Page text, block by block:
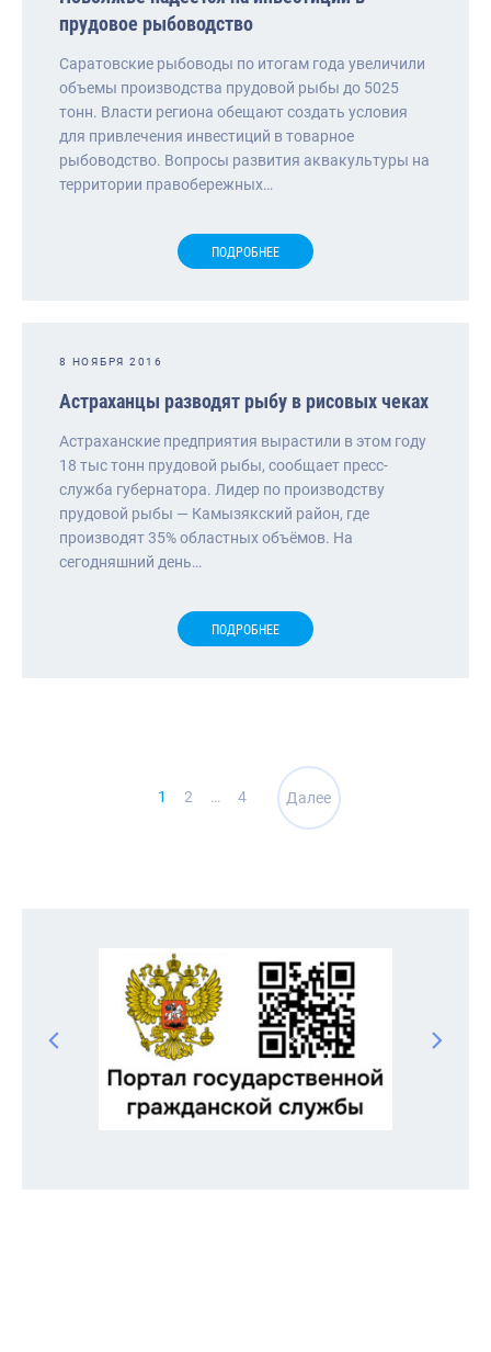
прудовое рыбоводство
Саратовские рыбоводы по итогам года увеличили
объемы производства прудовой рыбы до 5025
тонн. Власти региона обещают создать условия
для привлечения инвестиций в товарное
рыбоводство. Вопросы развития аквакультуры на
территории правобережных…
ПОДРОБНЕЕ
8 НОЯБРЯ 2016
Астраханцы разводят рыбу в рисовых чеках
Астраханские предприятия вырастили в этом году
18 тыс тонн прудовой рыбы, сообщает пресс-
служба губернатора. Лидер по производству
прудовой рыбы — Камызякский район, где
производят 35% областных объёмов. На
сегодняшний день…
ПОДРОБНЕЕ
Навигация
по
1 2 … 4 Далее